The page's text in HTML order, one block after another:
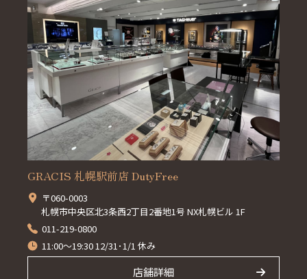
GRACIS 札幌駅前店 DutyFree
〒060-0003
札幌市中央区北3条西2丁目2番地1号 NX札幌ビル 1F
011-219-0800
11:00～19:30 12/31･1/1 休み
店舗詳細